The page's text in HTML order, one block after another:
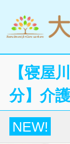
【寝屋
分】介
NEW!